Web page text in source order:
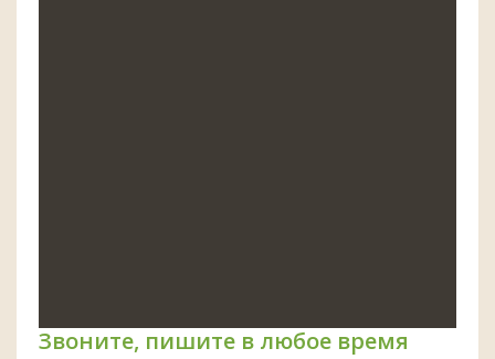
Звоните, пишите в любое время